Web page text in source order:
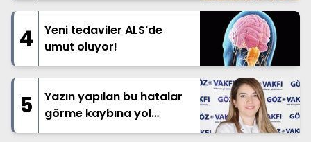
4
Yeni tedaviler ALS'de
umut oluyor!
5
Yazın yapılan bu hatalar
görme kaybına yol
açabilir!